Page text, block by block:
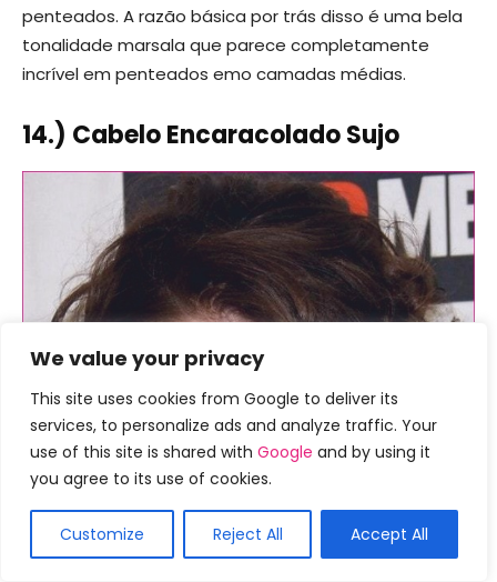
We value your privacy
This site uses cookies from Google to deliver its
services, to personalize ads and analyze traffic. Your
use of this site is shared with Google and by using it
you agree to its use of cookies.
Customize Reject All Accept All
penteados. A razão básica por trás disso é uma bela
tonalidade marsala que parece completamente
incrível em penteados emo camadas médias.
14.) Cabelo Encaracolado Sujo